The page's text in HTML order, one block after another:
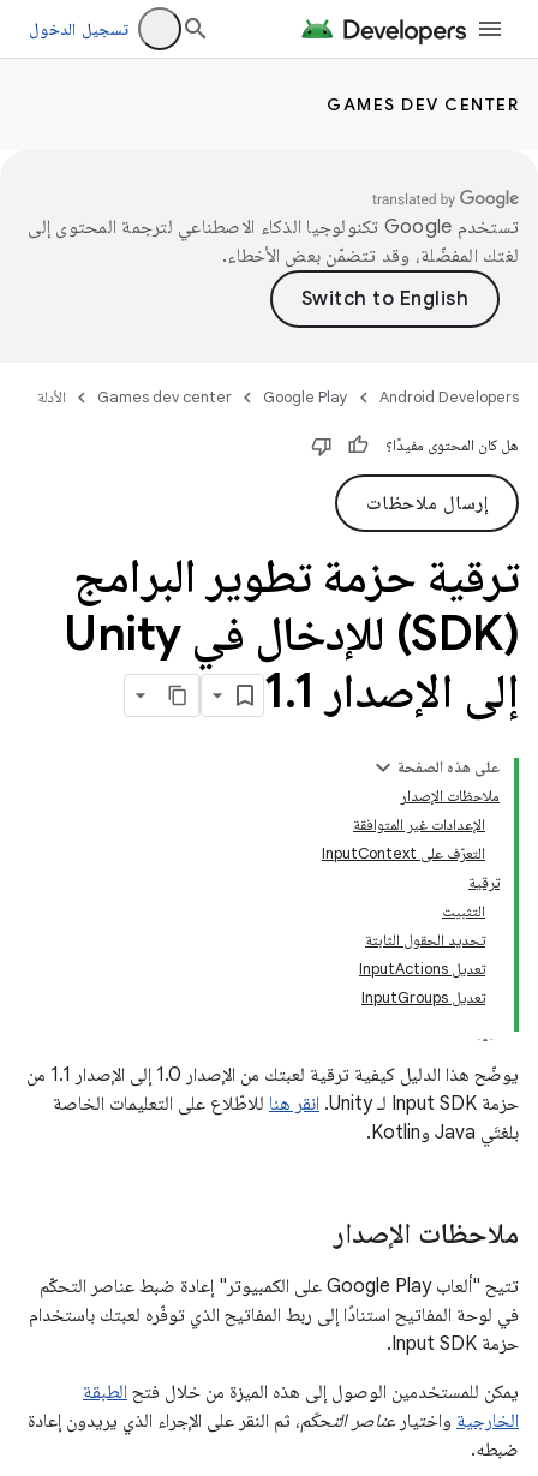
تسجيل الدخول
GAMES DEV CENTER
تستخدم Google تكنولوجيا الذكاء الاصطناعي لترجمة المحتوى إلى
لغتك المفضّلة، وقد تتضمّن بعض الأخطاء.
Android Developers
Google Play
Games dev center الأدلة
هل كان المحتوى مفيدًا؟
إرسال ملاحظات
ترقية حزمة تطوير البرامج
(SDK) للإدخال في Unity
إلى الإصدار 1
.1
على هذه الصفحة
ملاحظات الإصدار
الإعدادات غير المتوافقة
التعرّف على InputContext
ترقية
التثبيت
تحديد الحقول الثابتة
تعديل InputActions
تعديل InputGroups
يوضّح هذا الدليل كيفية ترقية لعبتك من الإصدار 1.0 إلى الإصدار 1.1 من
حزمة Input SDK لـ Unity.
انقر هنا للاطّلاع على التعليمات الخاصة
بلغتَي Java وKotlin.
ملاحظات الإصدار
تتيح "ألعاب Google Play على الكمبيوتر" إعادة ضبط عناصر التحكّم
في لوحة المفاتيح استنادًا إلى ربط المفاتيح الذي توفّره لعبتك باستخدام
حزمة Input SDK.
يمكن للمستخدمين الوصول إلى هذه الميزة من خلال فتح الطبقة
الخارجية واختيار عناصر التحكّم، ثم النقر على الإجراء الذي يريدون إعادة
ضبطه.